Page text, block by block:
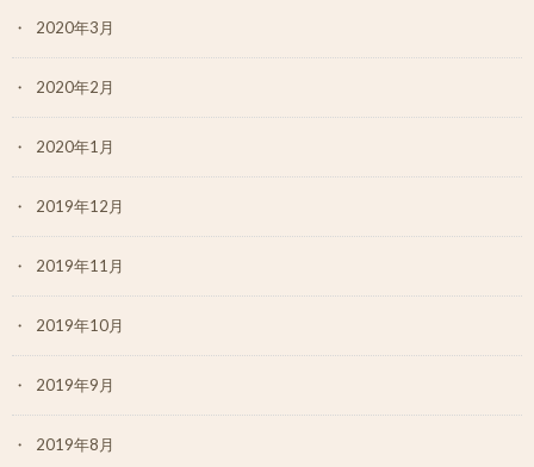
2020年3月
2020年2月
2020年1月
2019年12月
2019年11月
2019年10月
2019年9月
2019年8月